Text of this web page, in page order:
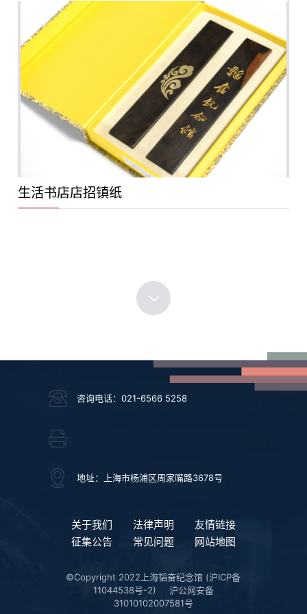
生活书店店招镇纸
咨询电话：021-6566 5258
地址：上海市杨浦区周家嘴路3678号
关于我们 法律声明
友情链接
征集公告
常见问题 网站地图
©Copyright 2022上海韬奋纪念馆 (沪ICP备
11044538号-2)
沪公网安备
31010102007581号